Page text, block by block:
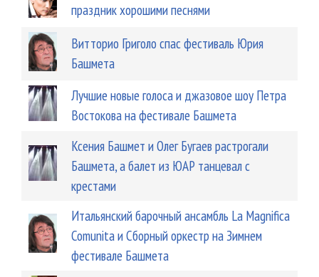
праздник хорошими песнями
Витторио Григоло спас фестиваль Юрия
Башмета
Лучшие новые голоса и джазовое шоу Петра
Востокова на фестивале Башмета
Ксения Башмет и Олег Бугаев растрогали
Башмета, а балет из ЮАР танцевал с
крестами
Итальянский барочный ансамбль La Magnifica
Comunita и Сборный оркестр на Зимнем
фестивале Башмета